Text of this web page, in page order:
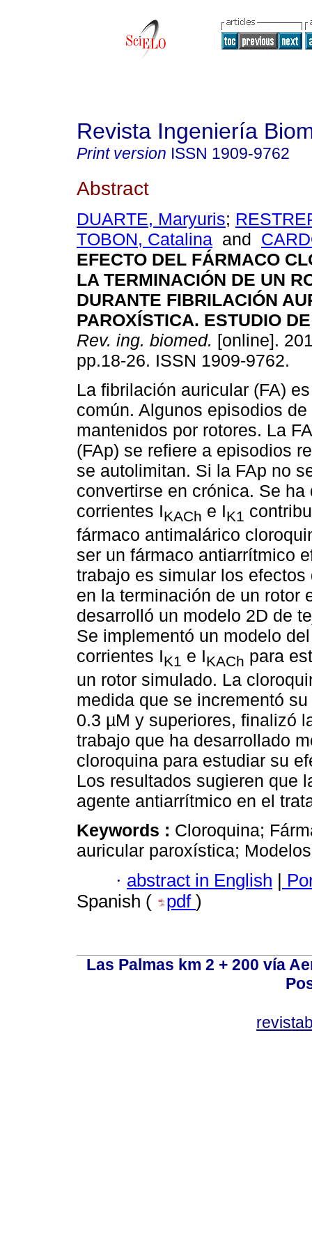
Revista Ingeniería
Print version ISSN 1909-9762
Abstract
DUARTE, Maryuris;
TOBON, Catalina and
EFECTO DEL FÁRMACO
LA TERMINACIÓN DE UN
DURANTE FIBRILACIÓN
PAROXÍSTICA. ESTUDIO
Rev. ing. biomed. [online].
pp.18-26. ISSN 1909-9762.
La fibrilación auricular (FA)
común. Algunos episodios de
mantenidos por rotores. La
(FAp) se refiere a episodios
se autolimitan. Si la FAp no
convertirse en crónica. Se
corrientes IKACh e IK1
fármaco antimalárico
ser un fármaco antiarrítmico
trabajo es simular los
en la terminación de un rotor
desarrolló un modelo 2D de
Se implementó un modelo
corrientes IK1 e IKACh para
un rotor simulado. La
medida que se incrementó
0.3 µM y superiores, finalizó
trabajo que ha desarrollado
cloroquina para estudiar su
Los resultados sugieren que
agente antiarrítmico en el
Keywords : Cloroquina;
auricular paroxística;
· abstract in English |
Spanish (
pdf )
Las Palmas km 2 + 200 vía